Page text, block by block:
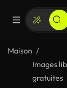
Maison
Images
gratuites